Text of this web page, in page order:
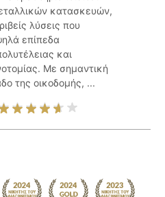
κατασκευών,
λύσεις που
επίπεδα
και
Με σημαντική
της οικοδομής, ...